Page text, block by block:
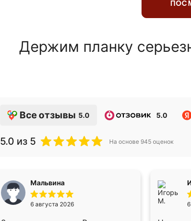
Держим планку
Все отзывы 5.0 5.0
5.0 из 5 На основе 945 оценок
Мальвина
6 августа 2026